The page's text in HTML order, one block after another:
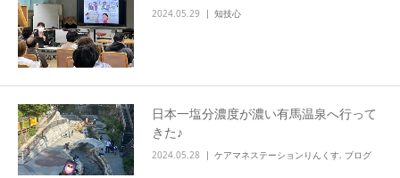
2024.05.29 知技心
日本一塩分濃度が濃い有馬温泉へ行って
きた♪
2024.05.28 ケアマネステーションりんくす, ブログ